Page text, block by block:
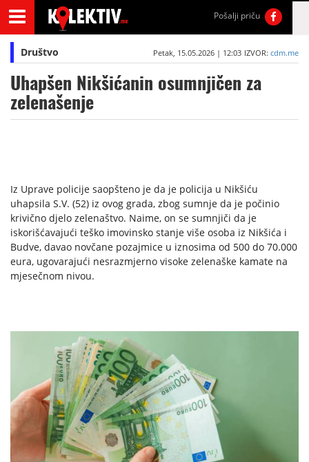
Pošalji priču
Društvo Petak, 15.05.2026 | 12:03 IZVOR: cdm.me
Uhapšen Nikšićanin osumnjičen za
zelenašenje
Iz Uprave policije saopšteno je da je policija u Nikšiću
uhapsila S.V. (52) iz ovog grada, zbog sumnje da je počinio
krivično djelo zelenaštvo. Naime, on se sumnjiči da je
iskorišćavajući teško imovinsko stanje više osoba iz Nikšića i
Budve, davao novčane pozajmice u iznosima od 500 do 70.000
eura, ugovarajući nesrazmjerno visoke zelenaške kamate na
mjesečnom nivou.